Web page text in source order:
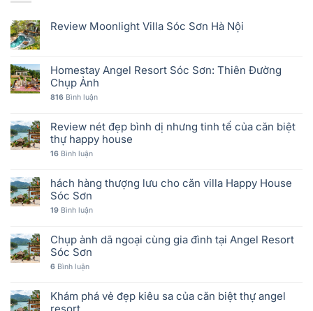
Review Moonlight Villa Sóc Sơn Hà Nội
Homestay Angel Resort Sóc Sơn: Thiên Đường
Chụp Ảnh
816 Bình luận
Review nét đẹp bình dị nhưng tinh tế của căn biệt
thự happy house
16 Bình luận
hách hàng thượng lưu cho căn villa Happy House
Sóc Sơn
19 Bình luận
Chụp ảnh dã ngoại cùng gia đình tại Angel Resort
Sóc Sơn
6 Bình luận
Khám phá vẻ đẹp kiêu sa của căn biệt thự angel
resort